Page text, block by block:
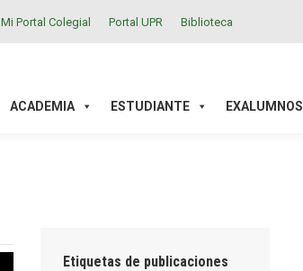
Mi Portal Colegial Portal UPR Biblioteca
ACADEMIA ESTUDIANTE EXALUMNOS
Etiquetas de publicaciones